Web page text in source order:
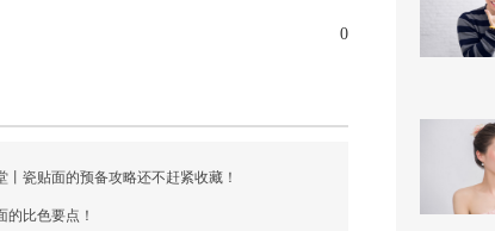
0
丨瓷贴面的预备攻略还不赶紧收藏！
的比色要点！